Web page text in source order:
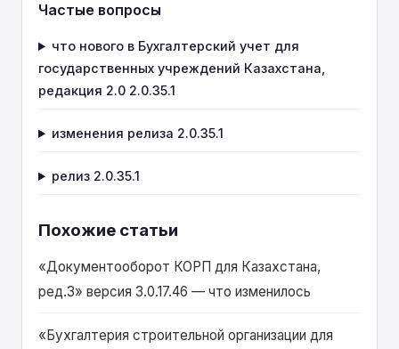
"Авансовый отчет" на вкладку "Прочее"
добавлена возможность выплаты
заработной платы, а также выплаты
депонированных сумм • В регистр
ресурс "Используется" для отбора по нему
выплате организаций"
Частые вопросы
что нового в Бухгалтерский учет для
государственных учреждений Казахстана,
редакция 2.0 2.0.35.1
изменения релиза 2.0.35.1
релиз 2.0.35.1
Похожие статьи
«Документооборот КОРП для Казахстана,
ред.3» версия 3.0.17.46 — что изменилось
«Бухгалтерия строительной организации для